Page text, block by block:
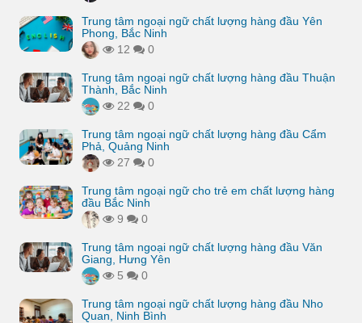
Trung tâm ngoại ngữ chất lượng hàng đầu Yên
Phong, Bắc Ninh
12
0
Trung tâm ngoại ngữ chất lượng hàng đầu Thuận
Thành, Bắc Ninh
22
0
Trung tâm ngoại ngữ chất lượng hàng đầu Cẩm
Phả, Quảng Ninh
27
0
Trung tâm ngoại ngữ cho trẻ em chất lượng hàng
đầu Bắc Ninh
9
0
Trung tâm ngoại ngữ chất lượng hàng đầu Văn
Giang, Hưng Yên
5
0
Trung tâm ngoại ngữ chất lượng hàng đầu Nho
Quan, Ninh Bình